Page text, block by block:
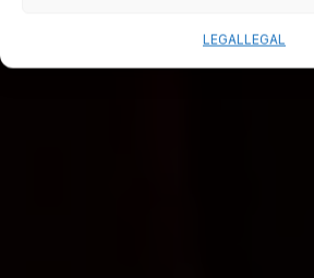
LEGALLEGAL